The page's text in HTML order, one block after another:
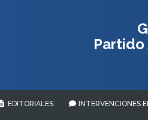
EDITORIALES INTERVENCIONES